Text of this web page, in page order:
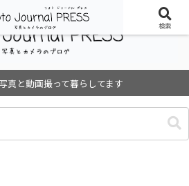
真と動画撮って暮らしてます
検索